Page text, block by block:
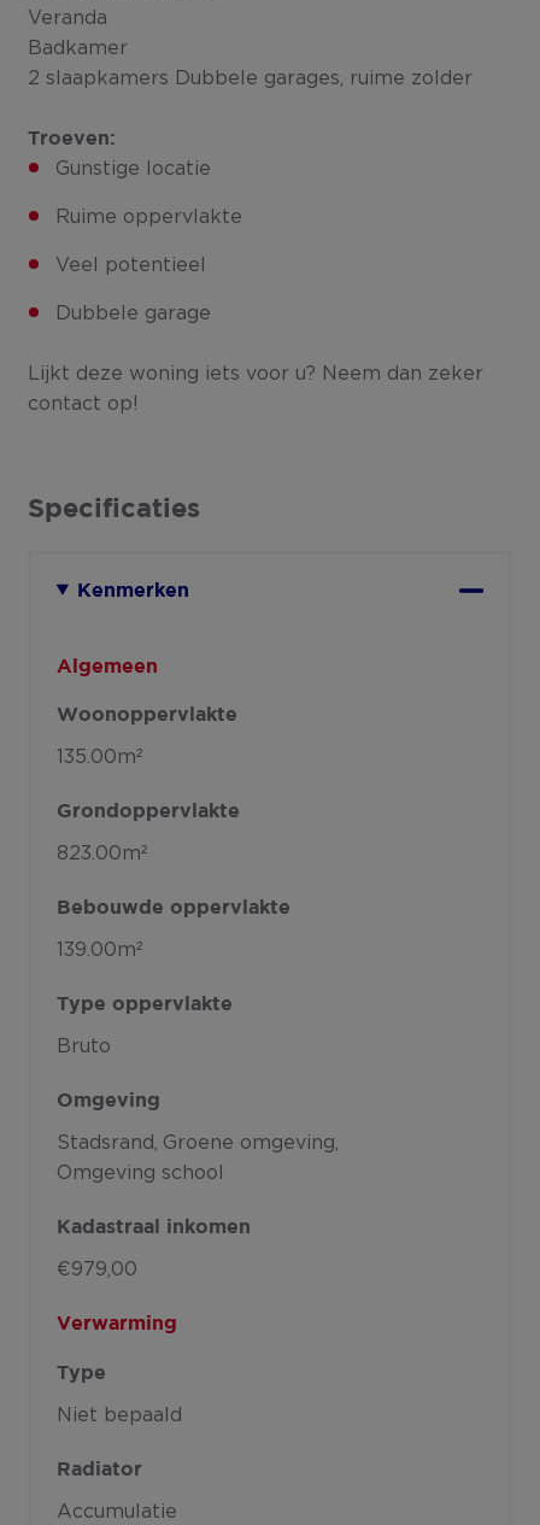
Veranda
Badkamer
2 slaapkamers Dubbele garages, ruime zolder
Troeven:
Gunstige locatie
Ruime oppervlakte
Veel potentieel
Dubbele garage
Lijkt deze woning iets voor u? Neem dan zeker
contact op!
Specificaties
Kenmerken
Algemeen
Woonoppervlakte
135.00m²
Grondoppervlakte
823.00m²
Bebouwde oppervlakte
139.00m²
Type oppervlakte
Bruto
Omgeving
Stadsrand
Groene omgeving
Omgeving school
Kadastraal inkomen
€979,00
Verwarming
Type
Niet bepaald
Radiator
Accumulatie